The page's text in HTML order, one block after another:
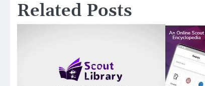
Related Posts